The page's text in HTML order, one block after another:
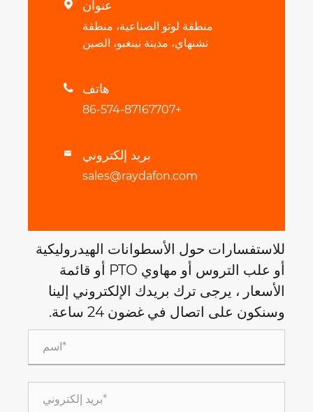
 عنوان
منطقة لوتو الصناعية، منطقة
تشنهاي، مدينة نينغبو، الصين
 هاتف
+86-574-87167707
 بريد إلكتروني
sales@raydafon.com
للاستفسارات حول الأسطوانات الهيدروليكية
أو علب التروس أو مهاوي PTO أو قائمة
الأسعار ، يرجى ترك بريدك الإلكتروني إلينا
وسنكون على اتصال في غضون 24 ساعة.